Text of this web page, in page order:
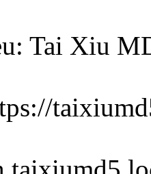
Tai Xiu